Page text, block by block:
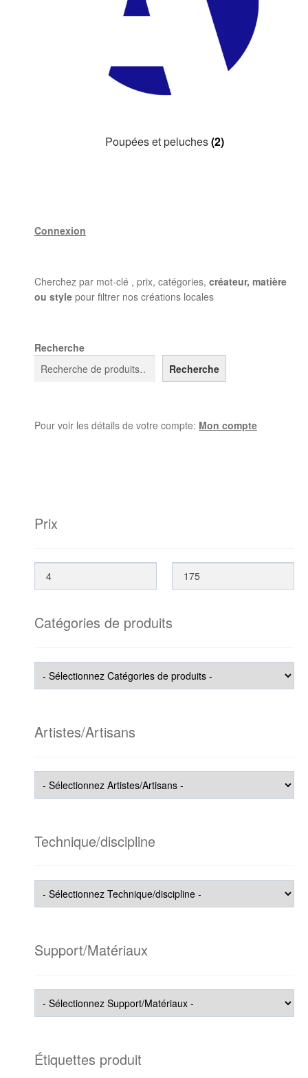
Poupées et peluches(2)
Connexion
Cherchez par mot-clé , prix, catégories, créateur, matière
ou style pour filtrer nos créations locales
Recherche
Recherche
Pour voir les détails de votre compte: Mon compte
Prix
Catégories de produits
Artistes/Artisans
Technique/discipline
Support/Matériaux
Étiquettes produit